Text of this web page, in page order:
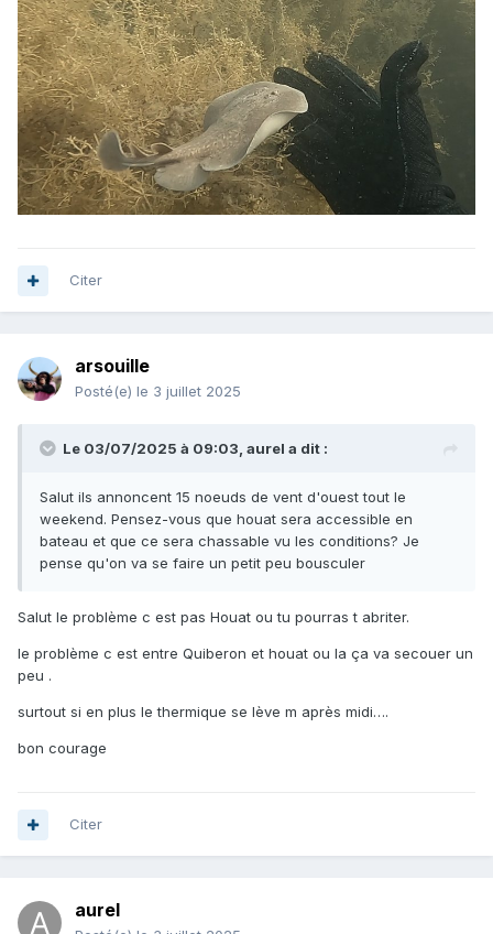
Citer
arsouille
Posté(e) le 3 juillet 2025
Le 03/07/2025 à 09:03, aurel a dit :
Salut ils annoncent 15 noeuds de vent d'ouest tout le
weekend. Pensez-vous que houat sera accessible en
bateau et que ce sera chassable vu les conditions? Je
pense qu'on va se faire un petit peu bousculer
Salut le problème c est pas Houat ou tu pourras t abriter.
le problème c est entre Quiberon et houat ou la ça va secouer un
peu .
surtout si en plus le thermique se lève m après midi….
bon courage
Citer
aurel